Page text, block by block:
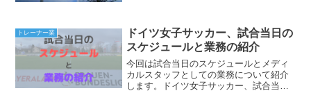
無料ブロ...
トレーナー業
ドイツ女子サッカー、試合当日の
スケジュールと業務の紹介
今回は試合当日のスケジュールとメディ
カルスタッフとしての業務について紹介
します。ドイツ女子サッカー、試合当日